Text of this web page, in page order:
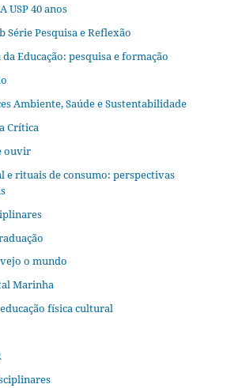
USP 40 anos
Série Pesquisa e Reflexão
Educação: pesquisa e formação
Ambiente, Saúde e Sustentabilidade
Crítica
ouvir
e rituais de consumo: perspectivas
o mundo
Marinha
física cultural